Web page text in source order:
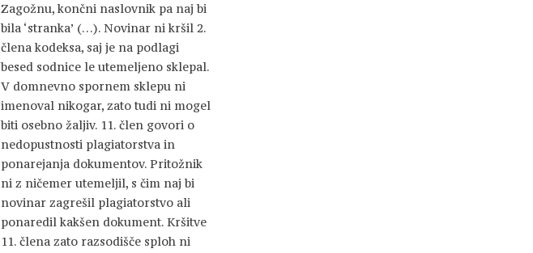
Zagožnu, končni naslovnik pa naj bi
bila ‘stranka’ (…). Novinar ni kršil 2.
člena kodeksa, saj je na podlagi
besed sodnice le utemeljeno sklepal.
V domnevno spornem sklepu ni
imenoval nikogar, zato tudi ni mogel
biti osebno žaljiv. 11. člen govori o
nedopustnosti plagiatorstva in
ponarejanja dokumentov. Pritožnik
ni z ničemer utemeljil, s čim naj bi
novinar zagrešil plagiatorstvo ali
ponaredil kakšen dokument. Kršitve
11. člena zato razsodišče sploh ni